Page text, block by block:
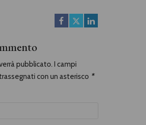
pubblicato. I campi
con un asterisco *